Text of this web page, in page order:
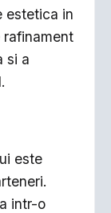
estetica in
rafinament
si a
este
intr-o